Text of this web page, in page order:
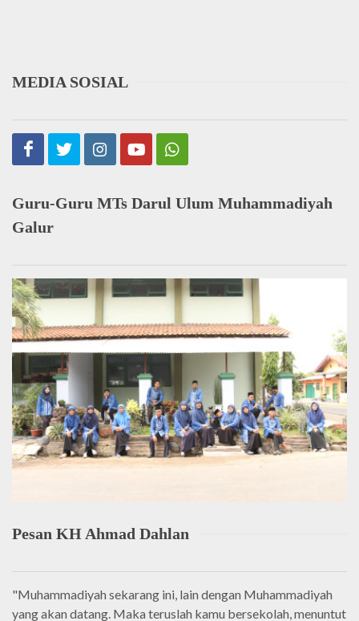
MEDIA SOSIAL
Guru-Guru MTs Darul Ulum Muhammadiyah
Galur
Pesan KH Ahmad Dahlan
"Muhammadiyah sekarang ini, lain dengan Muhammadiyah
yang akan datang. Maka teruslah kamu bersekolah, menuntut